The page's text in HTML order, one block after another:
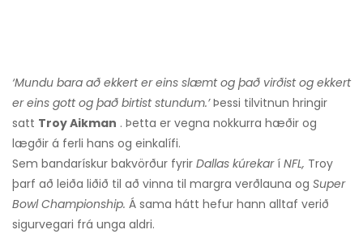
‘Mundu bara að ekkert er eins slæmt og það virðist og ekkert
er eins gott og það birtist stundum.’Þessi tilvitnun hringir
satt Troy Aikman . Þetta er vegna nokkurra hæðir og
lægðir á ferli hans og einkalífi.
Sem bandarískur bakvörður fyrir Dallas kúrekarí NFL, Troy
þarf að leiða liðið til að vinna til margra verðlauna og Super
Bowl Championship. Á sama hátt hefur hann alltaf verið
sigurvegari frá unga aldri.